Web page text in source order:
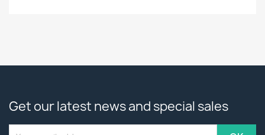
Get our latest news and special sales